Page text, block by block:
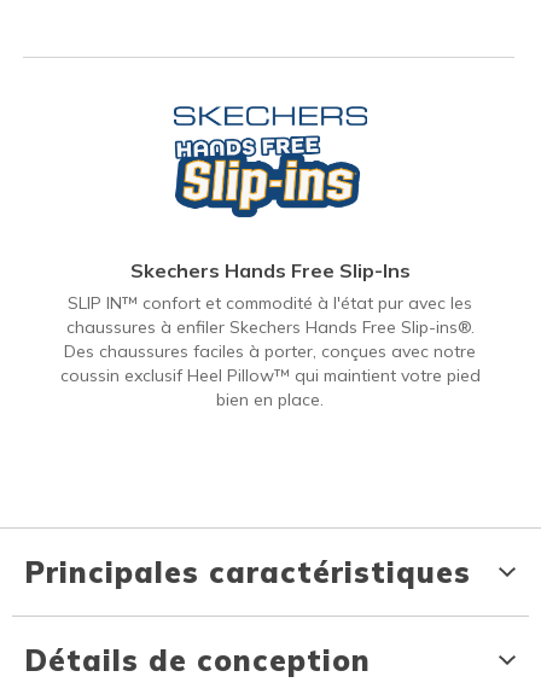
Skechers Hands Free Slip-Ins
SLIP IN™ confort et commodité à l'état pur avec les
chaussures à enfiler Skechers Hands Free Slip-ins®.
Des chaussures faciles à porter, conçues avec notre
coussin exclusif Heel Pillow™ qui maintient votre pied
bien en place.
Principales caractéristiques
Détails de conception